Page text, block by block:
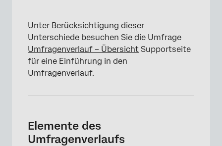
Unter Berücksichtigung dieser
Unterschiede besuchen Sie die Umfrage
Umfragenverlauf – Übersicht Supportseite
für eine Einführung in den
Umfragenverlauf.
Elemente des
Umfragenverlaufs